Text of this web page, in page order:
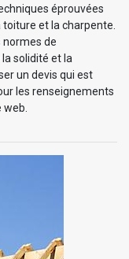
éprouvées
et la charpente.
normes de
solidité et la
un devis qui est
les renseignements
web.